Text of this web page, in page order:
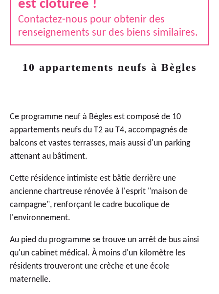
est clôturée !
Contactez-nous pour obtenir des
renseignements sur des biens similaires.
10 appartements neufs à Bègles
Ce programme neuf à Bègles est composé de 10
appartements neufs du T2 au T4, accompagnés de
balcons et vastes terrasses, mais aussi d'un parking
attenant au bâtiment.
Cette résidence intimiste est bâtie derrière une
ancienne chartreuse rénovée à l'esprit "maison de
campagne", renforçant le cadre bucolique de
l'environnement.
Au pied du programme se trouve un arrêt de bus ainsi
qu'un cabinet médical. À moins d'un kilomètre les
résidents trouveront une crèche et une école
maternelle.